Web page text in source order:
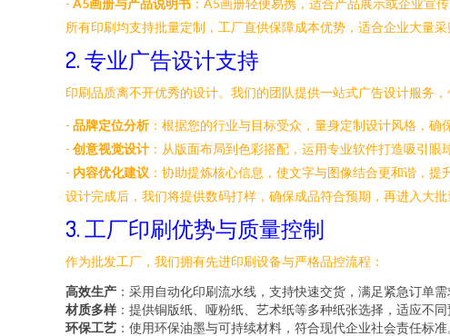
- A5画册与产品说明书 ：A5画册轻便易携，适合产品展示或企业宣
所有印刷均支持批量定制，工厂直供保障成本优势，适合企业大量采
2. 专业广告设计支持
印刷品质离不开优秀的设计。我们的团队提供一站式广告设计服务，
- 品牌定位分析：根据您的行业与目标受众，量身定制设计风格，确
- 创意视觉设计 ：从版面布局到色彩搭配，运用专业软件打造吸引眼
- 内容优化建议 ：协助提炼核心信息，使文字与图像结合更和谐，提
设计完成后，我们将提供数码打样，确保成品符合预期，再进入大批
3. 工厂印刷优势与质量控制
作为批发工厂，我们拥有先进印刷设备与严格品控流程：
高效生产 ：采用自动化印刷流水线，支持快速交货，满足紧急订单需
材质多样 ：提供铜版纸、哑粉纸、艺术纸等多种纸张选择，适应不同
环保工艺 ：使用环保油墨与可持续材料，符合现代企业社会责任标准